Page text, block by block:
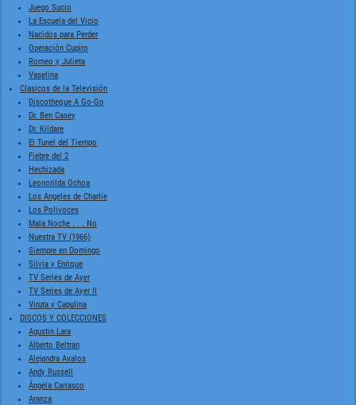
Juego Sucio
La Escuela del Vicio
Nacidos para Perder
Operación Cupiro
Romeo y Julieta
Vaselina
Clasicos de la Televisión
Discotheque A Go-Go
Dr. Ben Casey
Dr. Kildare
El Tunel del Tiempo
Fiebre del 2
Hechizada
Leonorilda Ochoa
Los Angeles de Charlie
Los Polivoces
Mala Noche . . . No
Nuestra TV (1966)
Siempre en Domingo
Silvia y Enrique
TV Series de Ayer
TV Series de Ayer II
Viruta y Capulina
DISCOS Y COLECCIONES
Agustin Lara
Alberto Beltran
Alejandra Avalos
Andy Russell
Ángela Carrasco
Aranza